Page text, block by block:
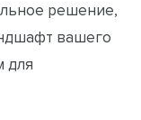
решение,
вашего
для